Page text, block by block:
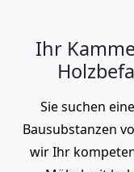
Ihr
Sie suchen
Bausubstanzen
wir Ihr